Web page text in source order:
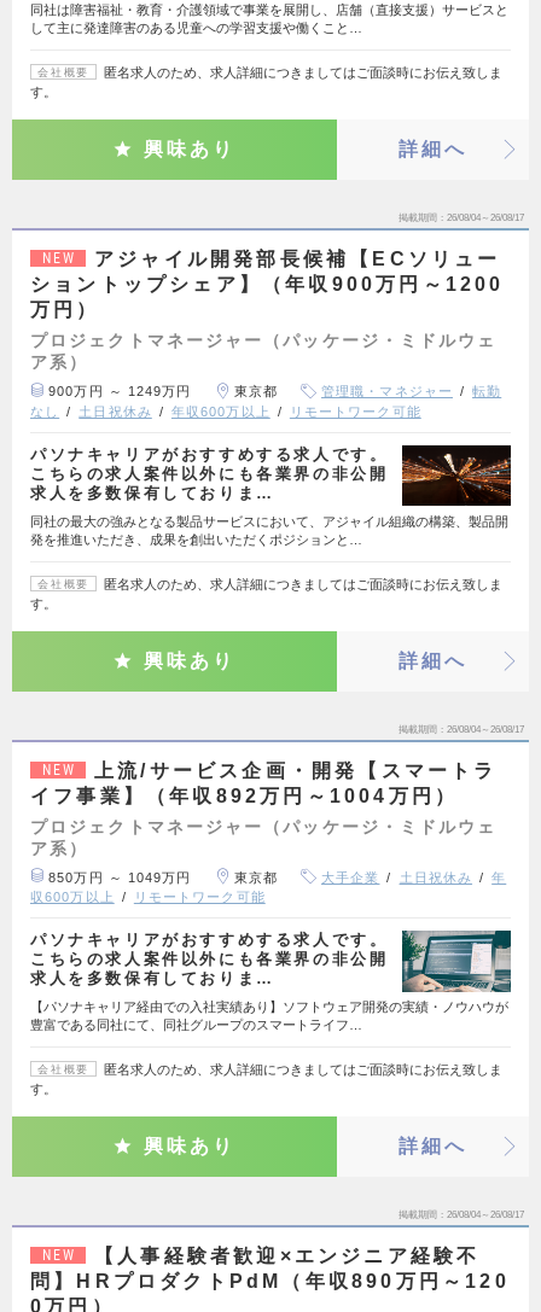
同社は障害福祉・教育・介護領域で事業を展開し、店舗（直接支援）サービスと
して主に発達障害のある児童への学習支援や働くこと…
会社概要
匿名求人のため、求人詳細につきましてはご面談時にお伝え致しま
す。
興味あり 詳細へ
掲載期間 26/08/04～26/08/17
NEW
アジャイル開発部長候補【ECソリュー
ショントップシェア】（年収900万円～1200
万円）
プロジェクトマネージャー（パッケージ・ミドルウェ
ア系）
900万円 ～ 1249万円 東京都 管理職・マネジャー
転勤
なし
土日祝休み 年収600万以上 リモートワーク可能
パソナキャリアがおすすめする求人です。
こちらの求人案件以外にも各業界の非公開
求人を多数保有しておりま…
同社の最大の強みとなる製品サービスにおいて、アジャイル組織の構築、製品開
発を推進いただき、成果を創出いただくポジションと…
会社概要
匿名求人のため、求人詳細につきましてはご面談時にお伝え致しま
す。
興味あり 詳細へ
掲載期間 26/08/04～26/08/17
NEW
上流/サービス企画・開発【スマートラ
イフ事業】（年収892万円～1004万円）
プロジェクトマネージャー（パッケージ・ミドルウェ
ア系）
850万円 ～ 1049万円 東京都 大手企業 土日祝休み
年
収600万以上
リモートワーク可能
パソナキャリアがおすすめする求人です。
こちらの求人案件以外にも各業界の非公開
求人を多数保有しておりま…
【パソナキャリア経由での入社実績あり】ソフトウェア開発の実績・ノウハウが
豊富である同社にて、同社グループのスマートライフ…
会社概要
匿名求人のため、求人詳細につきましてはご面談時にお伝え致しま
す。
興味あり 詳細へ
掲載期間 26/08/04～26/08/17
NEW
【人事経験者歓迎×エンジニア経験不
問】HRプロダクトPdM（年収890万円～120
0万円）